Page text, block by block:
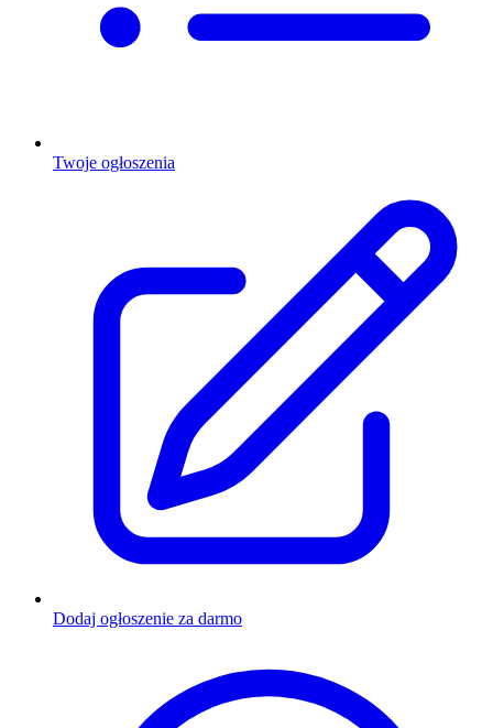
Twoje ogłoszenia
Dodaj ogłoszenie za darmo